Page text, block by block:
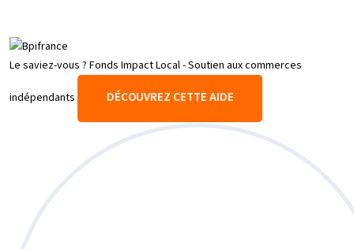
Le saviez-vous ? Fonds Impact Local - Soutien aux commerces
indépendants DÉCOUVREZ CETTE AIDE